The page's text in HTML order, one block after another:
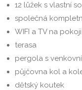
12 lůžek s vlastní
společná
WIFI a TV na pokoji
terasa
pergola s
půjčovna kol a
dětský koutek